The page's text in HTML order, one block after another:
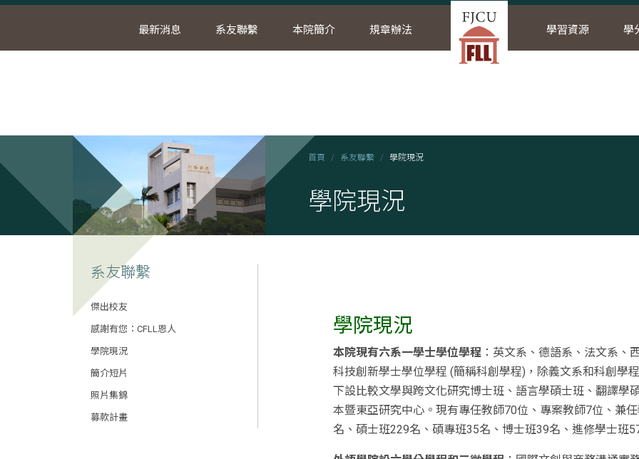
最新消息 系友聯繫 本院簡介 規章辦法 學習資源 學
首頁 系友聯繫 學院現況
學院現況
系友聯繫
傑出校友
感謝有您：CFLL恩人
學院現況
簡介短片
照片集錦
募款計畫
學院現況
本院現有六系一學士學位學程 ：英文系、德語系、法文系、
科技創新學士學位學程 (簡稱科創學程)，除義文系和科創學
下設比較文學與跨文化研究博士班、語言學碩士班、翻譯學
本暨東亞研究中心。現有專任教師70位、專案教師7位、兼
名、碩士班229名、碩專班35名、博士班39名、進修學士班